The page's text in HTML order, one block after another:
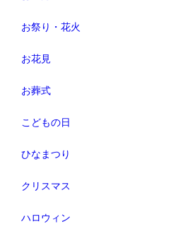
お祭り・花火
お花見
お葬式
こどもの日
ひなまつり
クリスマス
ハロウィン